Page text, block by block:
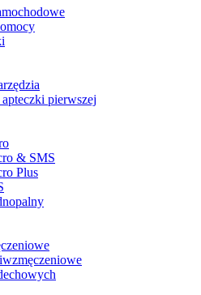
apteczki pierwszej
& SMS
Plus